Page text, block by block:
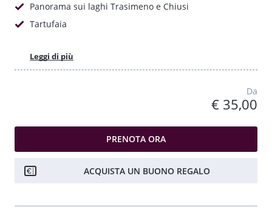
Panorama sui laghi Trasimeno e Chiusi
Tartufaia
Leggi di più
Da
€ 35,00
PRENOTA ORA
ACQUISTA UN BUONO REGALO